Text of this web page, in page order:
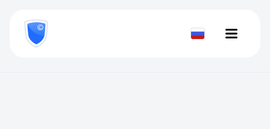
800
777-
81-Проверить